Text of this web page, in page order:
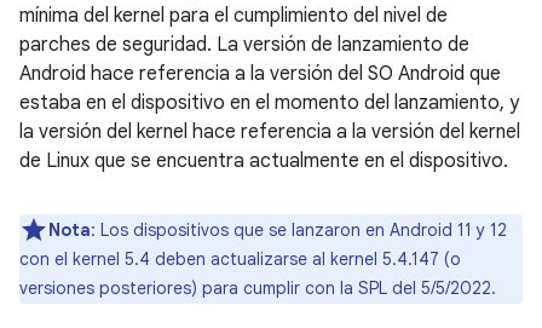
mínima del kernel para el cumplimiento del nivel de
parches de seguridad. La versión de lanzamiento de
Android hace referencia a la versión del SO Android que
estaba en el dispositivo en el momento del lanzamiento, y
la versión del kernel hace referencia a la versión del kernel
de Linux que se encuentra actualmente en el dispositivo.
Nota: Los dispositivos que se lanzaron en Android 11 y 12
con el kernel 5.4 deben actualizarse al kernel 5.4.147 (o
versiones posteriores) para cumplir con la SPL del 5/5/2022.